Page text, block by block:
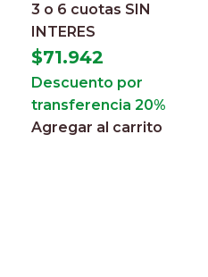
3 o 6 cuotas SIN
INTERES
$71.942
Descuento por
transferencia 20%
Agregar al carrito